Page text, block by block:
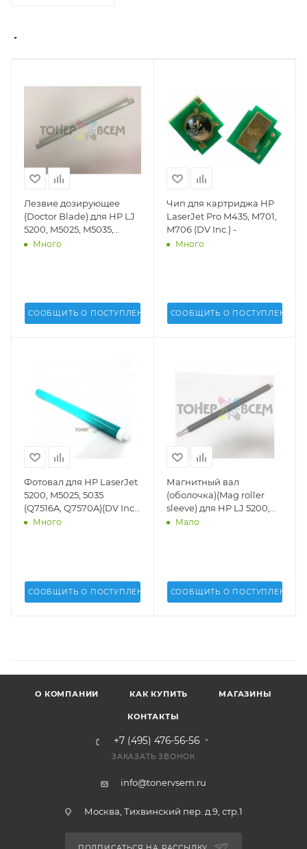
Лезвие дозирующее
(Doctor Blade) для HP LJ
5200, M5025, M5035,
M435, M701, M706, M712
Много
СООБЩИТЬ О ПОСТУПЛЕНИИ
Чип для картриджа HP
LaserJet Pro M435, M701,
M706 (DV Inc.) -
Много
СООБЩИТЬ О ПОСТУПЛЕНИИ
Фотовал для HP LaserJet
5200, M5025, 5035
(Q7516A, Q7570A)(DV Inc.)
- Много
СООБЩИТЬ О ПОСТУПЛЕНИИ
Магнитный вал
(оболочка)(Mag roller
sleeve) для HP LJ 5200,
M5025, 5035 (Q7516)(DV
Мало
СООБЩИТЬ О ПОСТУПЛЕНИИ
О КОМПАНИИ КАК КУПИТЬ МАГАЗИНЫ
КОНТАКТЫ
+7 (495) 476-56-56
ЗАКАЗАТЬ ЗВОНОК
info@tonervsem.ru
Москва, Тихвинский пер. д.9, стр.1